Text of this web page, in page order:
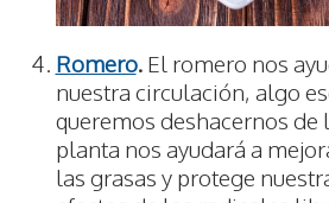
Romero.El romero nos
nuestra circulación, algo
queremos deshacernos de
planta nos ayudará a
las grasas y protege